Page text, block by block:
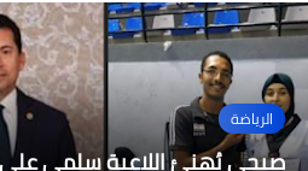
عاجل
الرياضة
صبحي يُهنئ اللاعبة سلمى
الرياضة
محافظات
محافظات
تسليم المجموعة الاولي للوحدات